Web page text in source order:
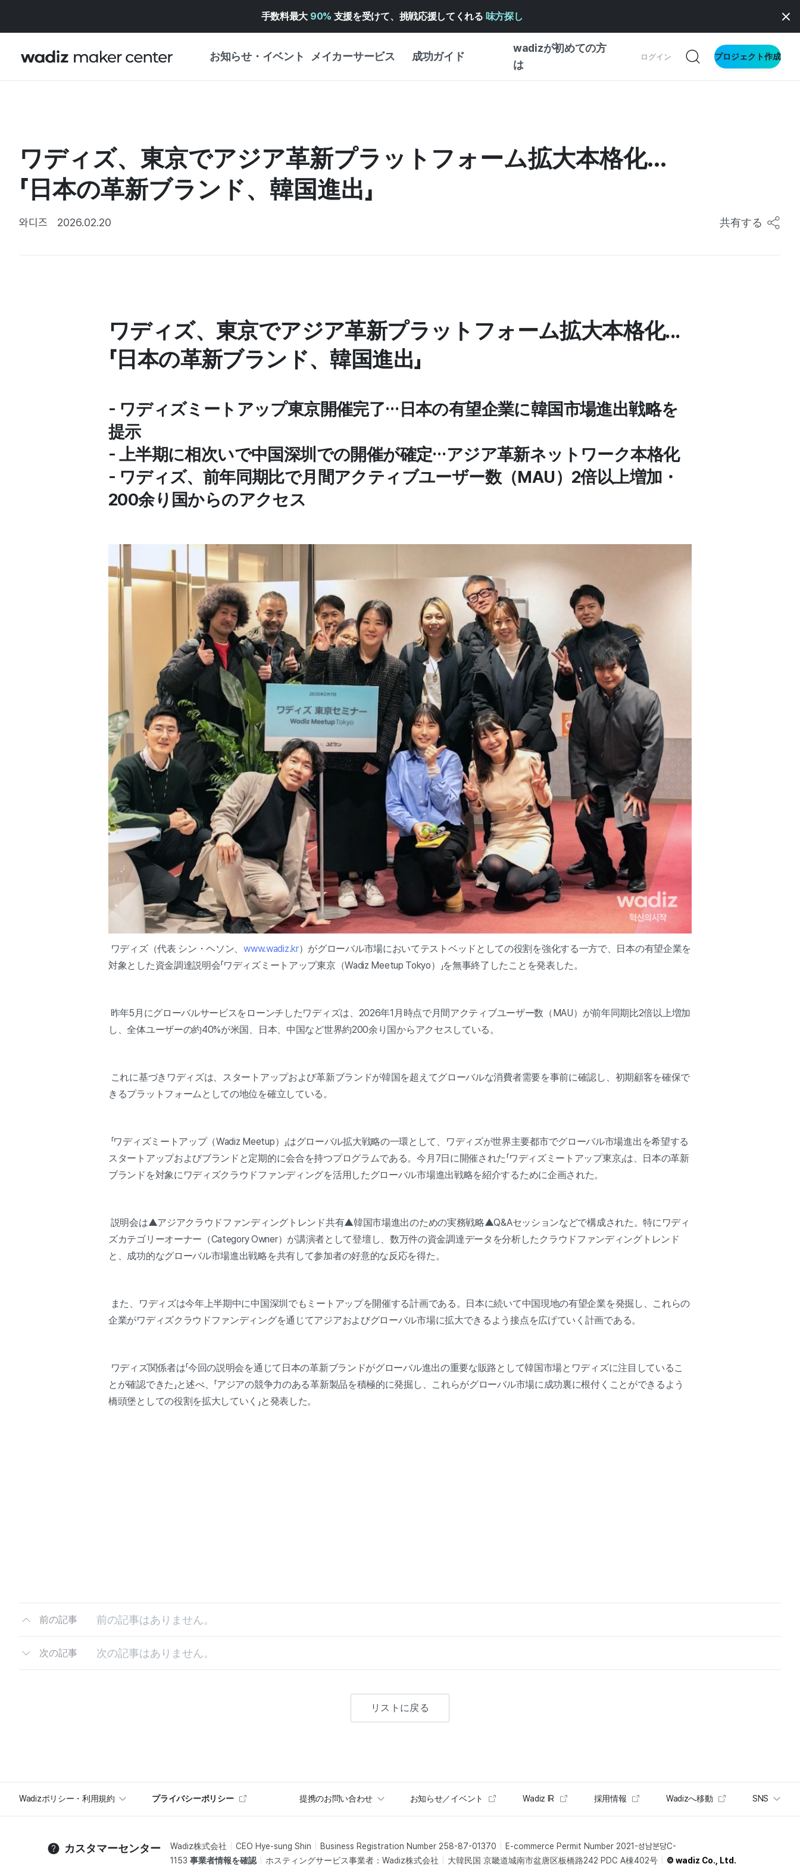
手数料最大 90% 支援を受けて、挑戦応援してくれる 味方探し
お知らせ・イベント メイカーサービス 成功ガイド
wadizが初めての方
は
ログイン プロジェクト作成
マイワディズ
重要なお知らせ
プレスリリース
企画展カレンダー
セキュリティセンター
ヘルプセンター ↗︎
WADIZアワード ↗︎
WADIZ・スクール
成功ストーリー
体験型
創作型
ワディズ、東京でアジア革新プラットフォーム拡大本格化...
「日本の革新ブランド、韓国進出」
와디즈 2026.02.20 共有する
ワディズ、東京でアジア革新プラットフォーム拡大本格化...
「日本の革新ブランド、韓国進出」
- ワディズミートアップ東京開催完了…日本の有望企業に韓国市場進出戦略を
提示
- 上半期に相次いで中国深圳での開催が確定…アジア革新ネットワーク本格化
- ワディズ、前年同期比で月間アクティブユーザー数（MAU）2倍以上増加・
200余り国からのアクセス
ワディズ（代表 シン・ヘソン、www.wadiz.kr）がグローバル市場においてテストベッドとしての役割を強化する一方で、日本の有望企業を
対象とした資金調達説明会「ワディズミートアップ東京（Wadiz Meetup Tokyo）」を無事終了したことを発表した。
昨年5月にグローバルサービスをローンチしたワディズは、2026年1月時点で月間アクティブユーザー数（MAU）が前年同期比2倍以上増加
し、全体ユーザーの約40%が米国、日本、中国など世界約200余り国からアクセスしている。
これに基づきワディズは、スタートアップおよび革新ブランドが韓国を超えてグローバルな消費者需要を事前に確認し、初期顧客を確保で
きるプラットフォームとしての地位を確立している。
「ワディズミートアップ（Wadiz Meetup）」はグローバル拡大戦略の一環として、ワディズが世界主要都市でグローバル市場進出を希望する
スタートアップおよびブランドと定期的に会合を持つプログラムである。今月7日に開催された「ワディズミートアップ東京」は、日本の革新
ブランドを対象にワディズクラウドファンディングを活用したグローバル市場進出戦略を紹介するために企画された。
説明会は▲アジアクラウドファンディングトレンド共有▲韓国市場進出のための実務戦略▲Q&Aセッションなどで構成された。特にワディ
ズカテゴリーオーナー（Category Owner）が講演者として登壇し、数万件の資金調達データを分析したクラウドファンディングトレンド
と、成功的なグローバル市場進出戦略を共有して参加者の好意的な反応を得た。
また、ワディズは今年上半期中に中国深圳でもミートアップを開催する計画である。日本に続いて中国現地の有望企業を発掘し、これらの
企業がワディズクラウドファンディングを通じてアジアおよびグローバル市場に拡大できるよう接点を広げていく計画である。
ワディズ関係者は「今回の説明会を通じて日本の革新ブランドがグローバル進出の重要な販路として韓国市場とワディズに注目しているこ
とが確認できた」と述べ、「アジアの競争力のある革新製品を積極的に発掘し、これらがグローバル市場に成功裏に根付くことができるよう
橋頭堡としての役割を拡大していく」と発表した。
前の記事 前の記事はありません。
次の記事 次の記事はありません。
リストに戻る
Wadizポリシー・利用規約 プライバシーポリシー 提携のお問い合わせ お知らせ／イベント Wadiz IR 採用情報 Wadizへ移動 SNS
カスタマーセンター Wadiz株式会社 CEO Hye-sung Shin Business Registration Number 258-87-01370
E-commerce Permit Number 2021-성남분당C-
1153 事業者情報を確認 ホスティングサービス事業者：Wadiz株式会社 大韓民国 京畿道城南市盆唐区板橋路242 PDC A棟402号 © wadiz Co., Ltd.